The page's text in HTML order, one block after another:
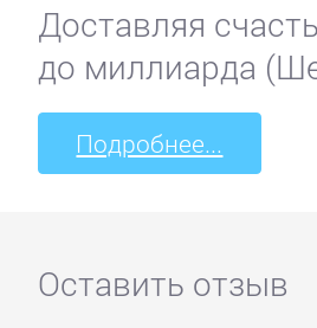
Доставляя
до миллиарда
Подробнее...
Оставить отзыв